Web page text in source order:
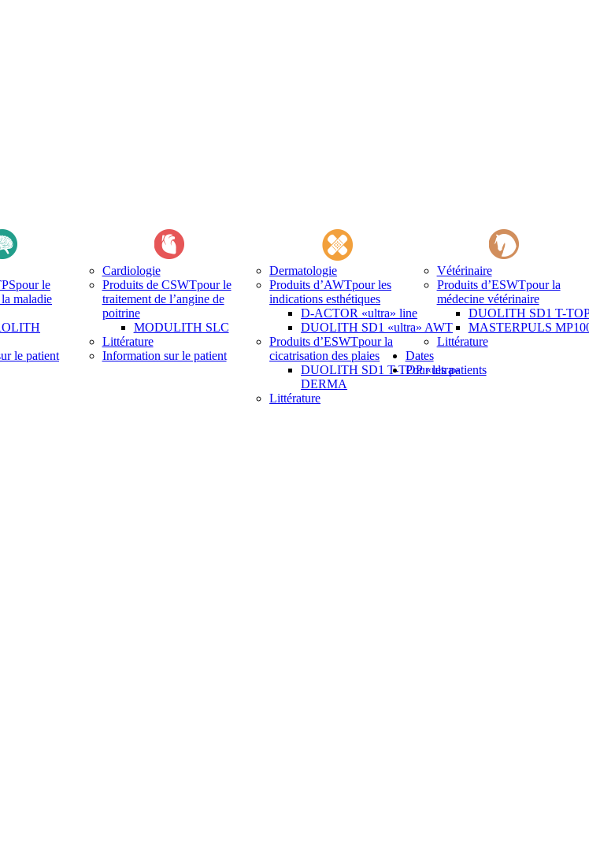
pour le
maladie
le patient
Cardiologie
Produits de CSWTpour le
traitement de l’angine de
poitrine
MODULITH SLC
Littérature
Information sur le patient
Dermatologie
Produits d’AWTpour les
indications esthétiques
D-ACTOR «ultra» line
DUOLITH SD1 «ultra» AWT
Produits d’ESWTpour la
cicatrisation des plaies
DUOLITH SD1 T-TOP «ultra»
DERMA
Littérature
Vétérinaire
Produits d’ESWTpour la
médecine vétérinaire
DUOLITH SD1 T-
MASTERPULS
Littérature
Dates
Pour les patients